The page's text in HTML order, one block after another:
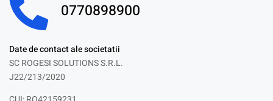
0770898900
Date de contact ale societatii
SC ROGESI SOLUTIONS S.R.L.
J22/213/2020